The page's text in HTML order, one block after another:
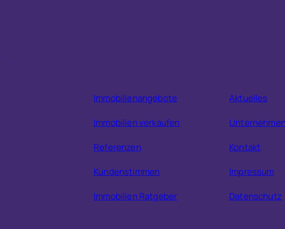
Immobilienangebote
Immobilien verkaufen
Referenzen
Kundenstimmen
Immobilien Ratgeber
Aktuelles
Kontakt
Impressum
Datenschutz